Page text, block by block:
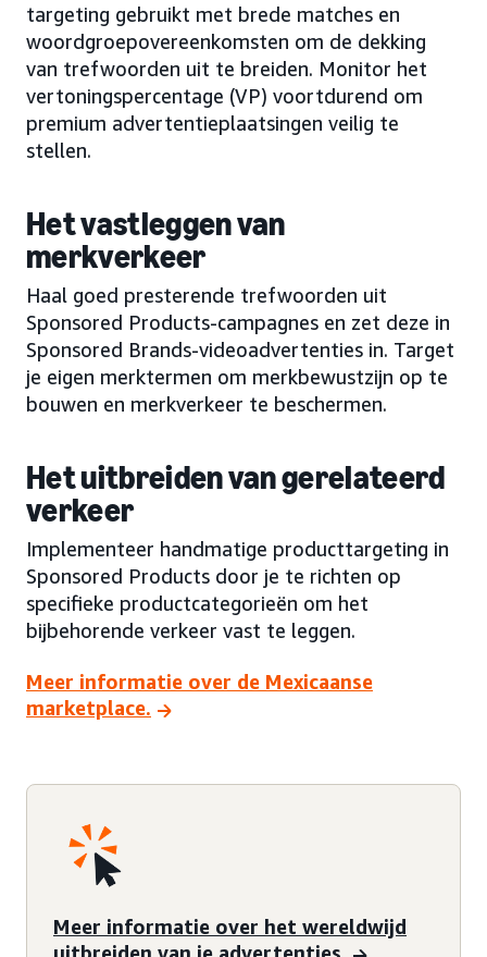
targeting gebruikt met brede matches en
woordgroepovereenkomsten om de dekking
van trefwoorden uit te breiden. Monitor het
vertoningspercentage (VP) voortdurend om
premium advertentieplaatsingen veilig te
stellen.
Het vastleggen van
merkverkeer
Haal goed presterende trefwoorden uit
Sponsored Products-campagnes en zet deze in
Sponsored Brands-videoadvertenties in. Target
je eigen merktermen om merkbewustzijn op te
bouwen en merkverkeer te beschermen.
Het uitbreiden van gerelateerd
verkeer
Implementeer handmatige producttargeting in
Sponsored Products door je te richten op
specifieke productcategorieën om het
bijbehorende verkeer vast te leggen.
Meer informatie over de Mexicaanse
marketplace.
Meer informatie over het wereldwijd